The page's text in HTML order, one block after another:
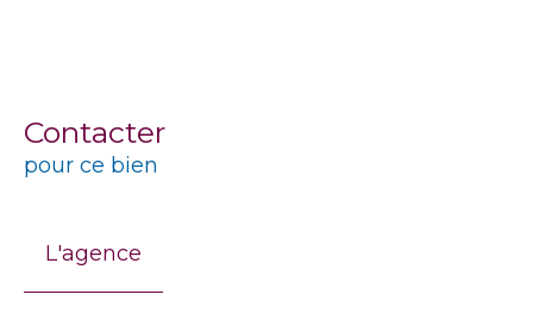
Contacter
pour ce bien
L'agence